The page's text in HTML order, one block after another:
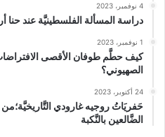
4 نوفمبر، 2023
دراسة المسألة الفلسطينيَّة عند حنا
1 نوفمبر، 2023
كيف حطَّم طوفان الأقصى
الصهيوني؟
24 أكتوبر، 2023
حَفريَاتُ روجيه غارودي التَّاريخيَّة؛من
الضَّالعين بالنَّكبة